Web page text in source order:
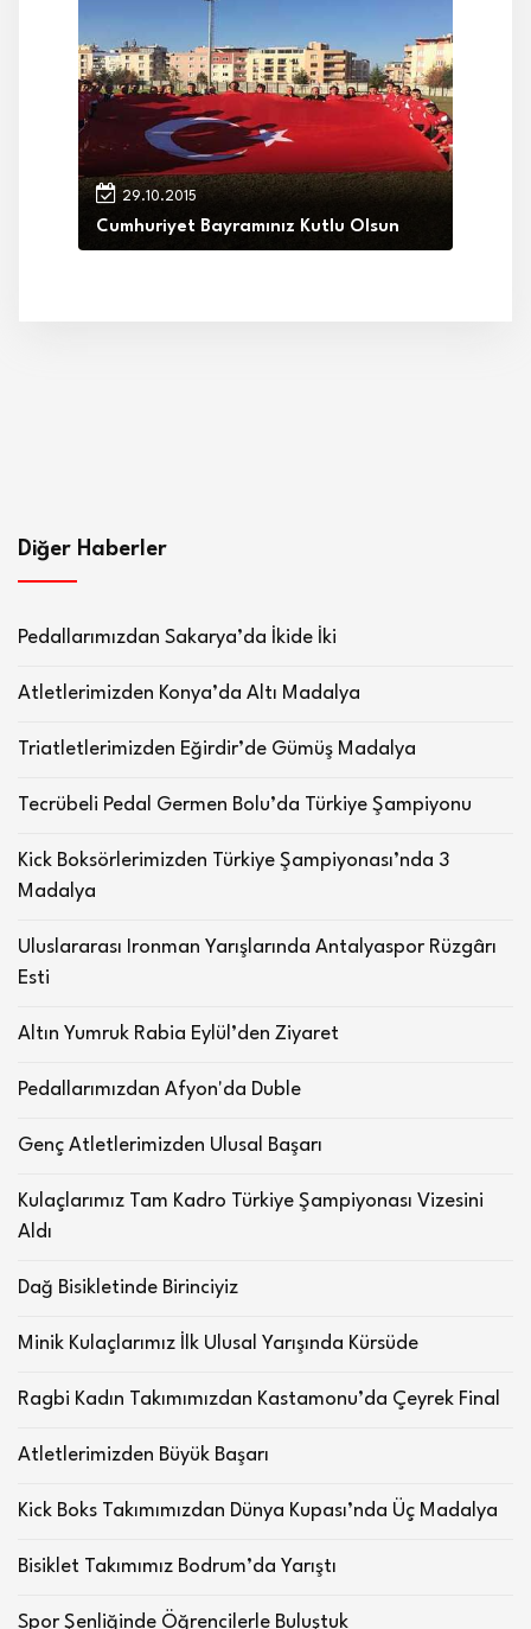
29.10.2015
Cumhuriyet Bayramınız Kutlu Olsun
Diğer Haberler
Pedallarımızdan Sakarya’da İkide İki
Atletlerimizden Konya’da Altı Madalya
Triatletlerimizden Eğirdir’de Gümüş Madalya
Tecrübeli Pedal Germen Bolu’da Türkiye Şampiyonu
Kick Boksörlerimizden Türkiye Şampiyonası’nda 3
Madalya
Uluslararası Ironman Yarışlarında Antalyaspor Rüzgârı
Esti
Altın Yumruk Rabia Eylül’den Ziyaret
Pedallarımızdan Afyon'da Duble
Genç Atletlerimizden Ulusal Başarı
Kulaçlarımız Tam Kadro Türkiye Şampiyonası Vizesini
Aldı
Dağ Bisikletinde Birinciyiz
Minik Kulaçlarımız İlk Ulusal Yarışında Kürsüde
Ragbi Kadın Takımımızdan Kastamonu’da Çeyrek Final
Atletlerimizden Büyük Başarı
Kick Boks Takımımızdan Dünya Kupası’nda Üç Madalya
Bisiklet Takımımız Bodrum’da Yarıştı
Spor Şenliğinde Öğrencilerle Buluştuk